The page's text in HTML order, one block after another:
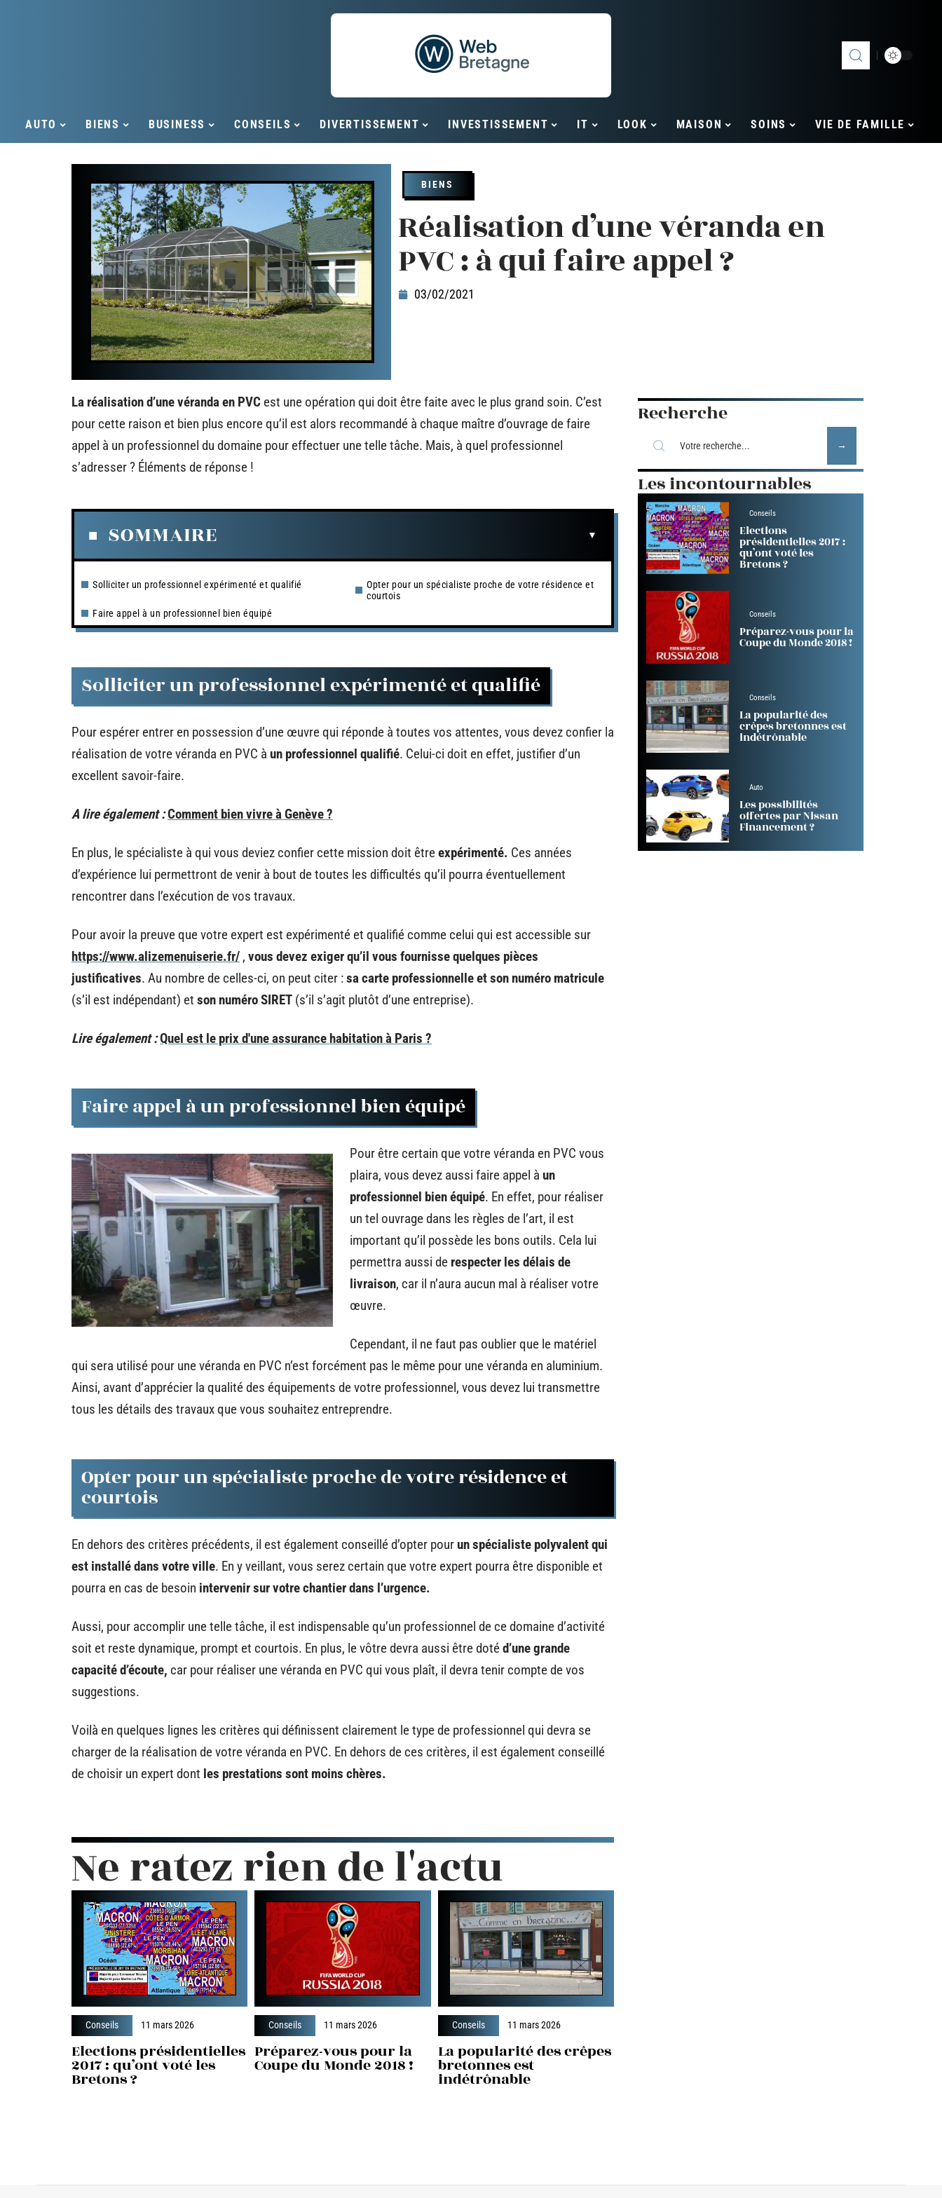
AUTO BIENS BUSINESS CONSEILS DIVERTISSEMENT INVESTISSEMENT IT LOOK MAISON SOINS VIE DE FAMILLE
BIENS
Réalisation d’une véranda en
PVC : à qui faire appel ?
03/02/2021
La réalisation d’une véranda en PVC est une opération qui doit être faite avec le plus grand soin. C’est
pour cette raison et bien plus encore qu’il est alors recommandé à chaque maître d’ouvrage de faire
appel à un professionnel du domaine pour effectuer une telle tâche. Mais, à quel professionnel
s’adresser ? Éléments de réponse !
SOMMAIRE
Solliciter un professionnel expérimenté et qualifié
Faire appel à un professionnel bien équipé
Opter pour un spécialiste proche de votre résidence et
courtois
Solliciter un professionnel expérimenté et qualifié
Pour espérer entrer en possession d’une œuvre qui réponde à toutes vos attentes, vous devez confier la
réalisation de votre véranda en PVC à un professionnel qualifié. Celui-ci doit en effet, justifier d’un
excellent savoir-faire.
A lire également :Comment bien vivre à Genève ?
En plus, le spécialiste à qui vous deviez confier cette mission doit êtreexpérimenté. Ces années
d’expérience lui permettront de venir à bout de toutes les difficultés qu’il pourra éventuellement
rencontrer dans l’exécution de vos travaux.
Pour avoir la preuve que votre expert est expérimenté et qualifié comme celui qui est accessible sur
https://www.alizemenuiserie.fr/ , vous devez exiger qu’il vous fournisse quelques pièces
justificatives. Au nombre de celles-ci, on peut citer :sa carte professionnelle et son numéro matricule
(s’il est indépendant) et son numéro SIRET (s’il s’agit plutôt d’une entreprise).
Lire également :Quel est le prix d'une assurance habitation à Paris ?
Faire appel à un professionnel bien équipé
Pour être certain que votre véranda en PVC vous
plaira, vous devez aussi faire appel à un
professionnel bien équipé. En effet, pour réaliser
un tel ouvrage dans les règles de l’art, il est
important qu’il possède les bons outils. Cela lui
permettra aussi de respecter les délais de
livraison, car il n’aura aucun mal à réaliser votre
œuvre.
Cependant, il ne faut pas oublier que le matériel
qui sera utilisé pour une véranda en PVC n’est forcément pas le même pour une véranda en aluminium.
Ainsi, avant d’apprécier la qualité des équipements de votre professionnel, vous devez lui transmettre
tous les détails des travaux que vous souhaitez entreprendre.
Opter pour un spécialiste proche de votre résidence et
courtois
En dehors des critères précédents, il est également conseillé d’opter pour un spécialiste polyvalent qui
est installé dans votre ville. En y veillant, vous serez certain que votre expert pourra être disponible et
pourra en cas de besoin intervenir sur votre chantier dans l’urgence.
Aussi, pour accomplir une telle tâche, il est indispensable qu’un professionnel de ce domaine d’activité
soit et reste dynamique, prompt et courtois. En plus, le vôtre devra aussi être dotéd’une grande
capacité d’écoute, car pour réaliser une véranda en PVC qui vous plaît, il devra tenir compte de vos
suggestions.
Voilà en quelques lignes les critères qui définissent clairement le type de professionnel qui devra se
charger de la réalisation de votre véranda en PVC. En dehors de ces critères, il est également conseillé
de choisir un expert dont les prestations sont moins chères.
Ne ratez rien de l'actu
Conseils 11 mars 2026
Elections présidentielles
2017 : qu’ont voté les
Bretons ?
Conseils 11 mars 2026
Préparez-vous pour la
Coupe du Monde 2018 !
Conseils 11 mars 2026
La popularité des crêpes
bretonnes est
indétrônable
Recherche
Les incontournables
Conseils
Elections
présidentielles 2017 :
qu’ont voté les
Bretons ?
Conseils
Préparez-vous pour la
Coupe du Monde 2018 !
Conseils
La popularité des
crêpes bretonnes est
indétrônable
Auto
Les possibilités
offertes par Nissan
Financement ?